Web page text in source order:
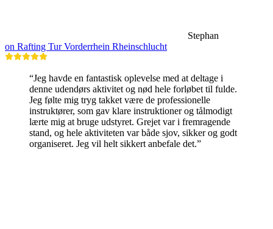
Stephan
on Rafting Tur Vorderrhein Rheinschlucht
“Jeg havde en fantastisk oplevelse med at deltage i
denne udendørs aktivitet og nød hele forløbet til fulde.
Jeg følte mig tryg takket være de professionelle
instruktører, som gav klare instruktioner og tålmodigt
lærte mig at bruge udstyret. Grejet var i fremragende
stand, og hele aktiviteten var både sjov, sikker og godt
organiseret. Jeg vil helt sikkert anbefale det.”